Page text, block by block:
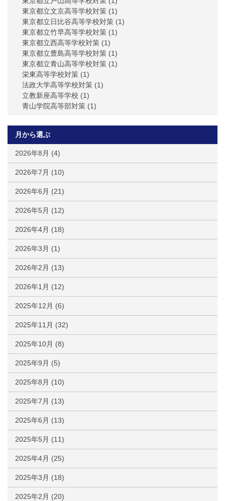
東京都立文京高等学校対策 (1)
東京都立日比谷高等学校対策 (1)
東京都立竹早高等学校対策 (1)
東京都立西高等学校対策 (1)
東京都立豊島高等学校対策 (1)
東京都立青山高等学校対策 (1)
栄東高等学校対策 (1)
法政大学高等学校対策 (1)
立教新座高等学校 (1)
青山学院高等部対策 (1)
月から選ぶ
2026年8月 (4)
2026年7月 (10)
2026年6月 (21)
2026年5月 (12)
2026年4月 (18)
2026年3月 (1)
2026年2月 (13)
2026年1月 (12)
2025年12月 (6)
2025年11月 (32)
2025年10月 (8)
2025年9月 (5)
2025年8月 (10)
2025年7月 (13)
2025年6月 (13)
2025年5月 (11)
2025年4月 (25)
2025年3月 (18)
2025年2月 (20)